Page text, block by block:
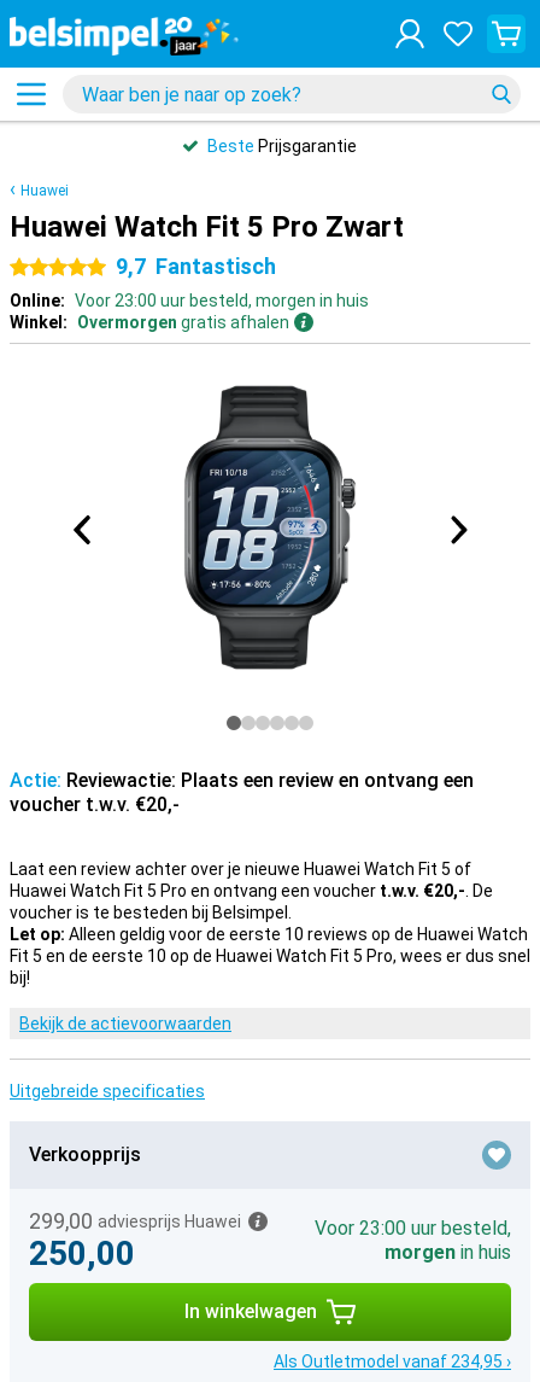
Beste Prijsgarantie
Huawei
Huawei Watch Fit 5 Pro Zwart
5 sterren9,7 Fantastisch
Online: Voor 23:00 uur besteld, morgen in huis
Winkel:
Overmorgen gratis afhalen
Actie: Reviewactie: Plaats een review en ontvang een
voucher t.w.v. €20,-
Laat een review achter over je nieuwe Huawei Watch Fit 5 of
Huawei Watch Fit 5 Pro en ontvang een voucher t.w.v. €20,- . De
voucher is te besteden bij Belsimpel.
Let op: Alleen geldig voor de eerste 10 reviews op de Huawei Watch
Fit 5 en de eerste 10 op de Huawei Watch Fit 5 Pro, wees er dus snel
bij!
Bekijk de actievoorwaarden
Uitgebreide specificaties
Verkoopprijs
299,00 adviesprijs Huawei
250,00
Voor 23:00 uur besteld,
morgen in huis
In winkelwagen
Als Outletmodel vanaf 234,95 ›